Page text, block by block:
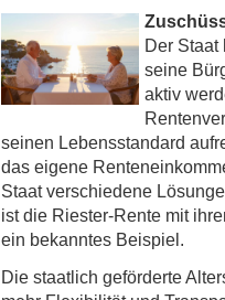
Der Staat
seine
aktiv
seinen Lebensstandard
das eigene
Staat verschiedene
ist die Riester-Rente mit
ein bekanntes Beispiel.
Die staatlich geförderte